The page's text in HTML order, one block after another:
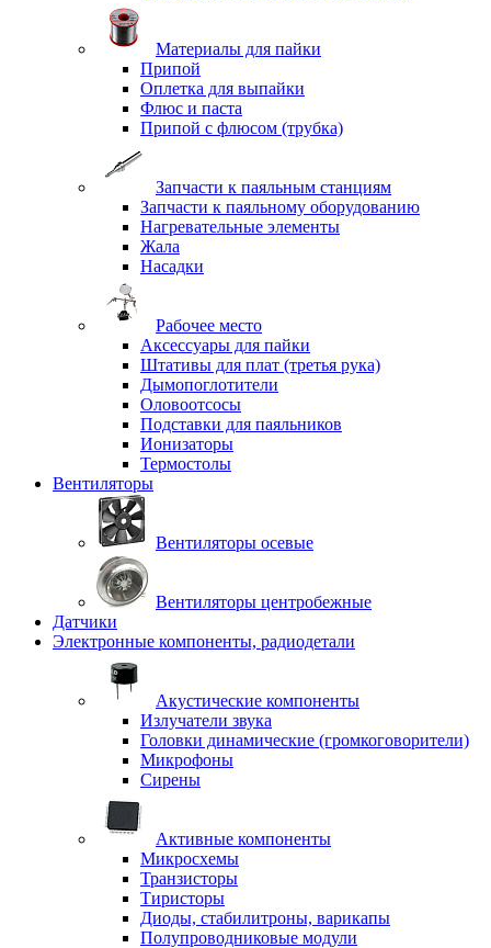
Материалы для пайки
Припой
Оплетка для выпайки
Флюс и паста
Припой с флюсом (трубка)
Запчасти к паяльным станциям
Запчасти к паяльному оборудованию
Нагревательные элементы
Жала
Насадки
Рабочее место
Аксессуары для пайки
Штативы для плат (третья рука)
Дымопоглотители
Оловоотсосы
Подставки для паяльников
Ионизаторы
Термостолы
Вентиляторы
Вентиляторы осевые
Вентиляторы центробежные
Датчики
Электронные компоненты, радиодетали
Акустические компоненты
Излучатели звука
Головки динамические (громкоговорители)
Микрофоны
Сирены
Активные компоненты
Микросхемы
Транзисторы
Тиристоры
Диоды, стабилитроны, варикапы
Полупроводниковые модули